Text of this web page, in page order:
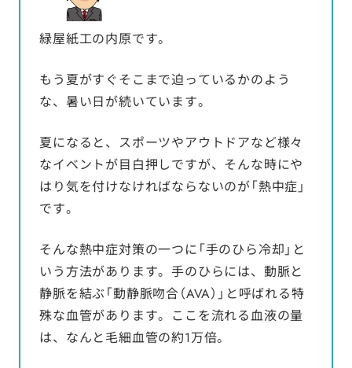
緑屋紙工の内原です。
もう夏がすぐそこまで迫っているかのよう
な、暑い日が続いています。
夏になると、スポーツやアウトドアなど様々
なイベントが目白押しですが、そんな時にや
はり気を付けなければならないのが「熱中症」
です。
そんな熱中症対策の一つに「手のひら冷却」と
いう方法があります。手のひらには、動脈と
静脈を結ぶ「動静脈吻合（AVA）」と呼ばれる特
殊な血管があります。ここを流れる血液の量
は、なんと毛細血管の約1万倍。